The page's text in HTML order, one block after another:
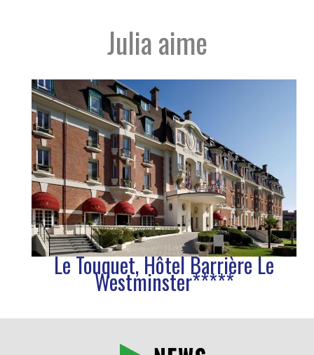
Julia aime
Le Touquet, Hôtel Barrière Le
Westminster*****